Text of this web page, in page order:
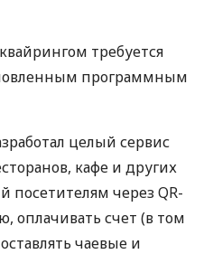
требуется
программным
целый сервис
кафе и других
посетителям через QR-
оплачивать счет (в том
чаевые и